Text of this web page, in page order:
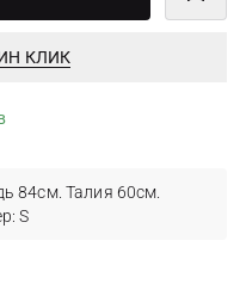
КЛИК
84см. Талия 60см.
S